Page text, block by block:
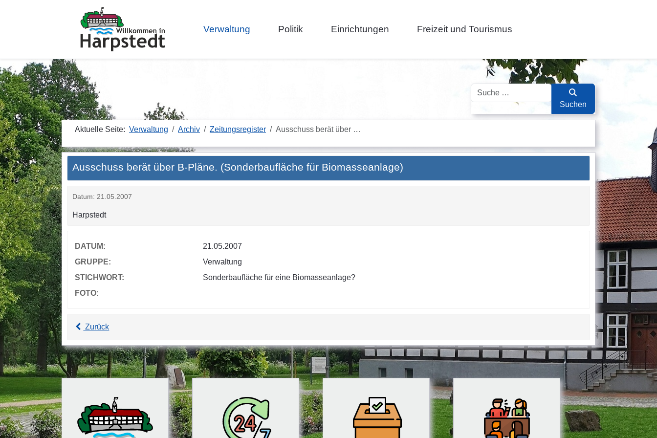
Verwaltung Politik Einrichtungen Freizeit und Tourismus
Suchen
Suchen
Aktuelle Seite: Verwaltung Archiv Zeitungsregister Ausschuss berät über …
Ausschuss berät über B-Pläne. (Sonderbaufläche für Biomasseanlage)
Datum: 21.05.2007
Harpstedt
DATUM:
21.05.2007
GRUPPE:
Verwaltung
STICHWORT:
Sonderbaufläche für eine Biomasseanlage?
FOTO:
Zurück